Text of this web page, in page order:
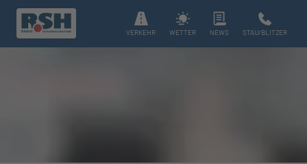
VERKEHR WETTER NEWS STAU/BLITZER